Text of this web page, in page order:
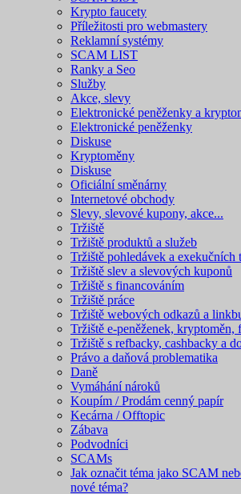
Krypto faucety
Příležitosti pro webmastery
Reklamní systémy
SCAM LIST
Ranky a Seo
Služby
Akce, slevy
Elektronické peněženky a
Elektronické peněženky
Diskuse
Kryptoměny
Diskuse
Oficiální směnárny
Internetové obchody
Slevy, slevové kupony, akce...
Tržiště
Tržiště produktů a služeb
Tržiště pohledávek a exekučních
Tržiště slev a slevových kuponů
Tržiště s financováním
Tržiště práce
Tržiště webových odkazů a
Tržiště e-peněženek, kryptoměn,
Tržiště s refbacky, cashbacky a
Právo a daňová problematika
Daně
Vymáhání nároků
Koupím / Prodám cenný papír
Kecárna / Offtopic
Zábava
Podvodníci
SCAMs
Jak označit téma jako SCAM
nové téma?